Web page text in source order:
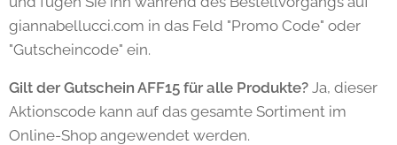
giannabellucci.com in das Feld "Promo Code" oder
"Gutscheincode" ein.
Gilt der Gutschein AFF15 für alle Produkte? Ja, dieser
Aktionscode kann auf das gesamte Sortiment im
Online-Shop angewendet werden.